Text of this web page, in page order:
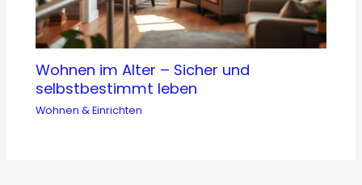
Wohnen im Alter – Sicher und
selbstbestimmt leben
Wohnen & Einrichten